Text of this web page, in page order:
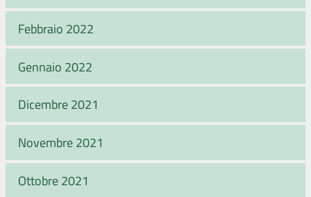
Febbraio 2022
Gennaio 2022
Dicembre 2021
Novembre 2021
Ottobre 2021